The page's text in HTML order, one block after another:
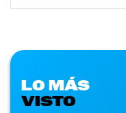
LO MÁS
VISTO